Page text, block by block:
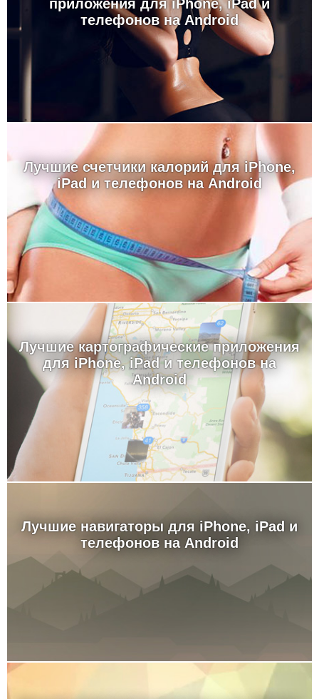
приложения для iPhone, iPad и
телефонов на Android
Лучшие счетчики калорий для iPhone,
iPad и телефонов на Android
Лучшие картографические приложения
для iPhone, iPad и телефонов на
Android
Лучшие навигаторы для iPhone, iPad и
телефонов на Android